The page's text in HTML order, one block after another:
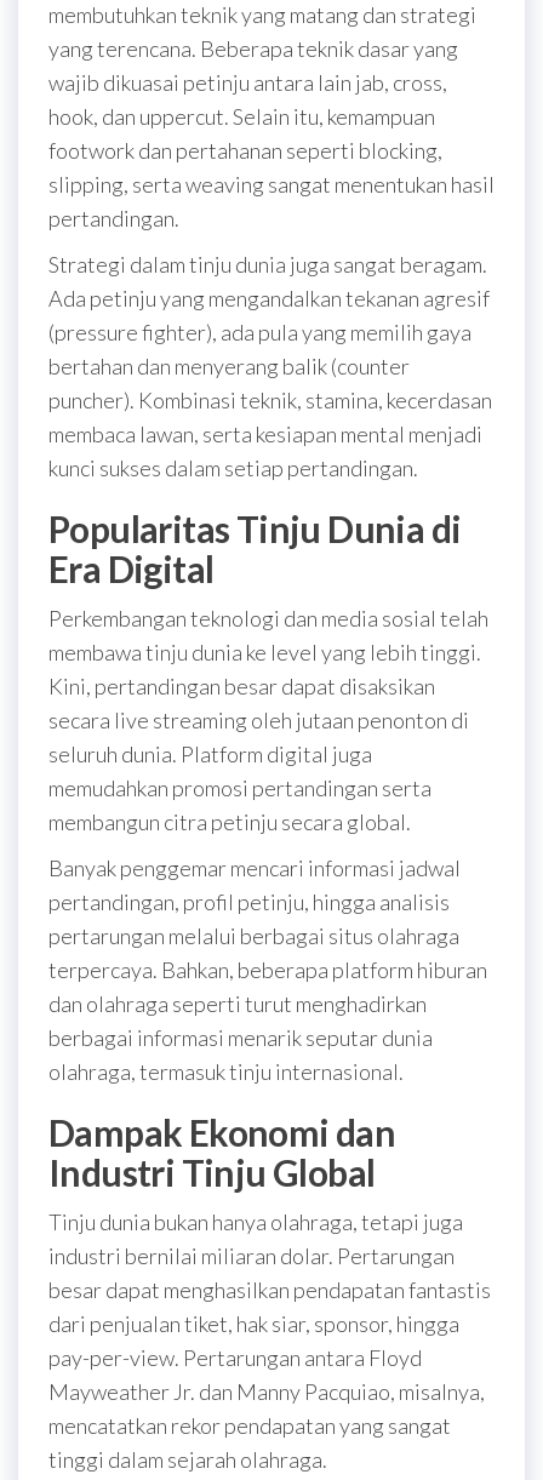
membutuhkan teknik yang matang dan strategi
yang terencana. Beberapa teknik dasar yang
wajib dikuasai petinju antara lain jab, cross,
hook, dan uppercut. Selain itu, kemampuan
footwork dan pertahanan seperti blocking,
slipping, serta weaving sangat menentukan hasil
pertandingan.
Strategi dalam tinju dunia juga sangat beragam.
Ada petinju yang mengandalkan tekanan agresif
(pressure fighter), ada pula yang memilih gaya
bertahan dan menyerang balik (counter
puncher). Kombinasi teknik, stamina, kecerdasan
membaca lawan, serta kesiapan mental menjadi
kunci sukses dalam setiap pertandingan.
Popularitas Tinju Dunia di
Era Digital
Perkembangan teknologi dan media sosial telah
membawa tinju dunia ke level yang lebih tinggi.
Kini, pertandingan besar dapat disaksikan
secara live streaming oleh jutaan penonton di
seluruh dunia. Platform digital juga
memudahkan promosi pertandingan serta
membangun citra petinju secara global.
Banyak penggemar mencari informasi jadwal
pertandingan, profil petinju, hingga analisis
pertarungan melalui berbagai situs olahraga
terpercaya. Bahkan, beberapa platform hiburan
dan olahraga seperti turut menghadirkan
berbagai informasi menarik seputar dunia
olahraga, termasuk tinju internasional.
Dampak Ekonomi dan
Industri Tinju Global
Tinju dunia bukan hanya olahraga, tetapi juga
industri bernilai miliaran dolar. Pertarungan
besar dapat menghasilkan pendapatan fantastis
dari penjualan tiket, hak siar, sponsor, hingga
pay-per-view. Pertarungan antara Floyd
Mayweather Jr. dan Manny Pacquiao, misalnya,
mencatatkan rekor pendapatan yang sangat
tinggi dalam sejarah olahraga.